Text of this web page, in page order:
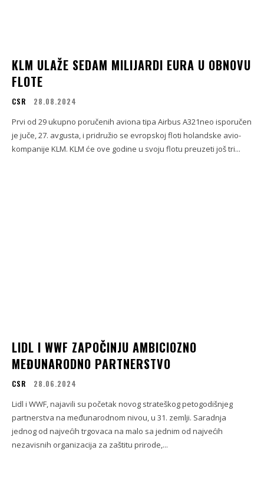
KLM ULAŽE SEDAM MILIJARDI EURA U OBNOVU
FLOTE
CSR 28.08.2024
Prvi od 29 ukupno poručenih aviona tipa Airbus A321neo isporučen
je juče, 27. avgusta, i pridružio se evropskoj floti holandske avio-
kompanije KLM. KLM će ove godine u svoju flotu preuzeti još tri...
LIDL I WWF ZAPOČINJU AMBICIOZNO
MEĐUNARODNO PARTNERSTVO
CSR 28.06.2024
Lidl i WWF, najavili su početak novog strateškog petogodišnjeg
partnerstva na međunarodnom nivou, u 31. zemlji. Saradnja
jednog od najvećih trgovaca na malo sa jednim od najvećih
nezavisnih organizacija za zaštitu prirode,...